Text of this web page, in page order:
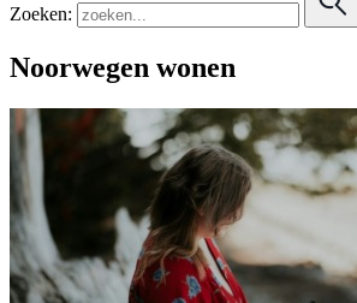
Zoeken:
Noorwegen wonen